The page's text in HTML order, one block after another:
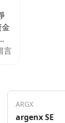
言
ARGX
argenx SE